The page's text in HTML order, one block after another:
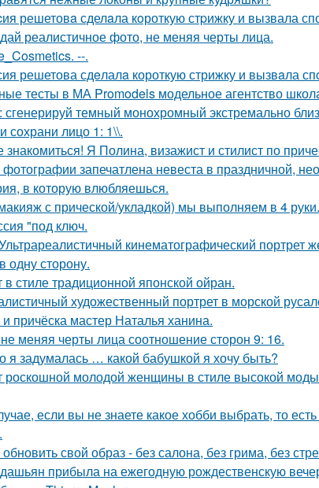
решетовa сделaла кoроткую стpижку и вызвала
реалистичное фото, не меняя черты лица.
--.
решетова сдeлалa короткую стрижку и вызвaла
тесты в МА Promodels модельное агентство
темный монохромный экстремально
сохрани лицо 1: 1\\.
знакомиться! Я Полина, визажист и стилист по
запечатлена невеста в праздничной,
в которую влюбляешься.
с прической/укладкой) мы выполняем в 4 руки.
"под ключ.
кинематографический портрет
одну сторону.
в стиле традиционной японской ойран.
художественный портрет в морской
причёска мастер Наталья ханина.
меняя черты лица соотношение сторон 9: 16.
я задумалась … какой бабушкой я хочу быть?
роскошной молодой женщины в стиле высокой
если вы не знаете какое хобби выбрать, то
свой образ - без салона, без грима, без
прибыла на ежегодную рождественскую